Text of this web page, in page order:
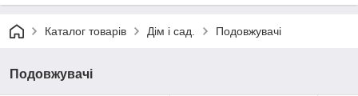
Каталог товарів Дім і сад. Подовжувачі
Подовжувачі